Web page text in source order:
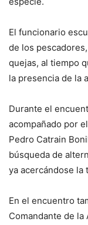
El funcionario
de los
quejas, al tiempo
la presencia de la
Durante el
acompañado por
Pedro Catrain
búsqueda de
ya acercándose la
En el encuentro
Comandante de la